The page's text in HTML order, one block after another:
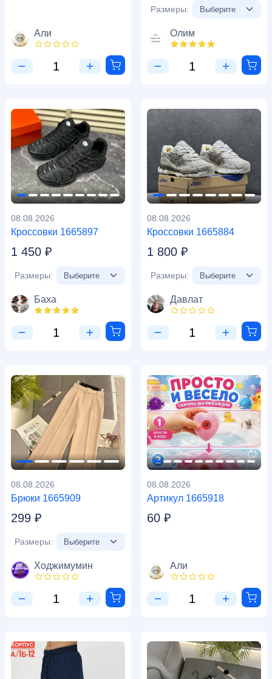
Али
Размеры:
Олим
Кроссовки 1665897
08.08.2026
1 450 ₽
Размеры:
Баха
Кроссовки 1665884
08.08.2026
1 800 ₽
Размеры:
Давлат
Брюки 1665909
08.08.2026
299 ₽
Размеры:
Ходжимумин
Артикул 1665918
08.08.2026
60 ₽
Али